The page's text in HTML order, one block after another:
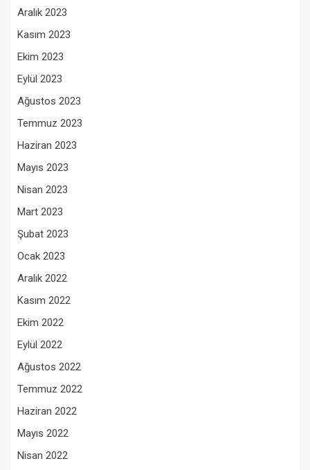
Aralık 2023
Kasım 2023
Ekim 2023
Eylül 2023
Ağustos 2023
Temmuz 2023
Haziran 2023
Mayıs 2023
Nisan 2023
Mart 2023
Şubat 2023
Ocak 2023
Aralık 2022
Kasım 2022
Ekim 2022
Eylül 2022
Ağustos 2022
Temmuz 2022
Haziran 2022
Mayıs 2022
Nisan 2022